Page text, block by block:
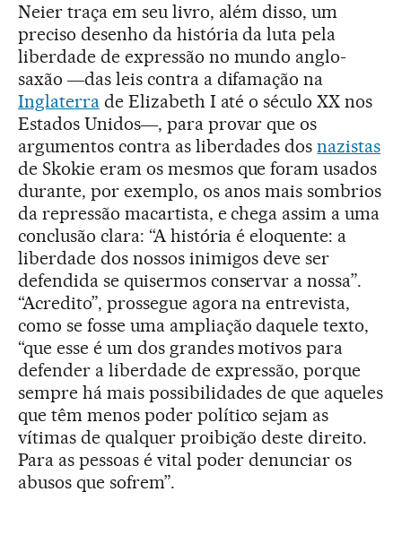
Neier traça em seu livro, além disso, um
preciso desenho da história da luta pela
liberdade de expressão no mundo anglo-
saxão ―das leis contra a difamação na
Inglaterrade Elizabeth I até o século XX nos
Estados Unidos―, para provar que os
argumentos contra as liberdades dosnazistas
de Skokie eram os mesmos que foram usados
durante, por exemplo, os anos mais sombrios
da repressão macartista, e chega assim a uma
conclusão clara: “A história é eloquente: a
liberdade dos nossos inimigos deve ser
defendida se quisermos conservar a nossa”.
“Acredito”, prossegue agora na entrevista,
como se fosse uma ampliação daquele texto,
“que esse é um dos grandes motivos para
defender a liberdade de expressão, porque
sempre há mais possibilidades de que aqueles
que têm menos poder político sejam as
vítimas de qualquer proibição deste direito.
Para as pessoas é vital poder denunciar os
abusos que sofrem”.